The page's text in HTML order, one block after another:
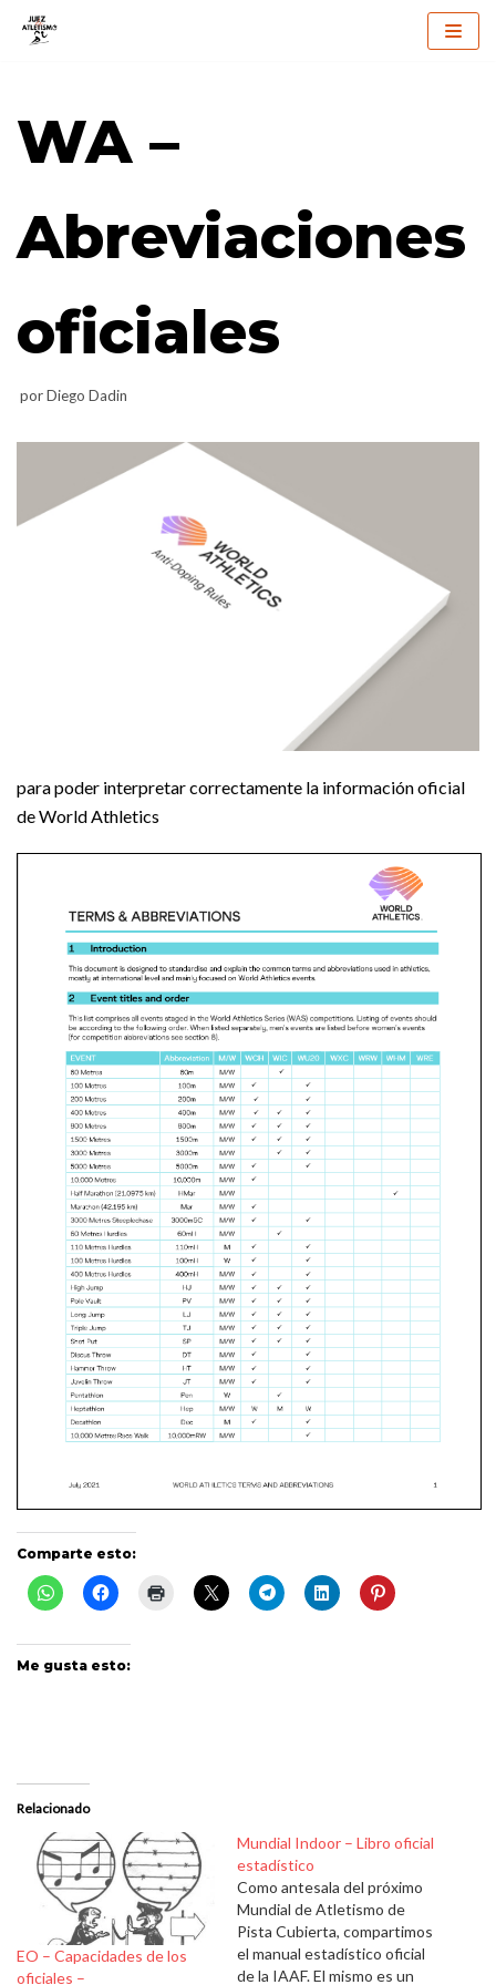
contenido
WA –
Abreviaciones
oficiales
porDiego Dadin
para poder interpretar correctamente la información oficial
de World Athletics
Comparte esto:
Me gusta esto:
Relacionado
EO – Capacidades de los
oficiales –
Mundial Indoor – Libro oficial
estadístico
Como antesala del próximo
Mundial de Atletismo de
Pista Cubierta, compartimos
el manual estadístico oficial
de la IAAF. El mismo es un